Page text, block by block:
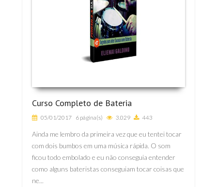
Curso Completo de Bateria
05/01/2017 6 página(s) 3.029 443
Ainda me lembro da primeira vez que eu tentei tocar
com dois bumbos em uma música rápida. O som
ficou todo embolado e eu não conseguia entender
como alguns bateristas conseguiam tocar coisas que
ne...